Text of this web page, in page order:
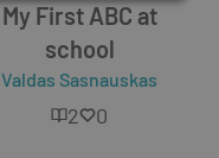
My First ABC at
school
Valdas Sasnauskas
2 0